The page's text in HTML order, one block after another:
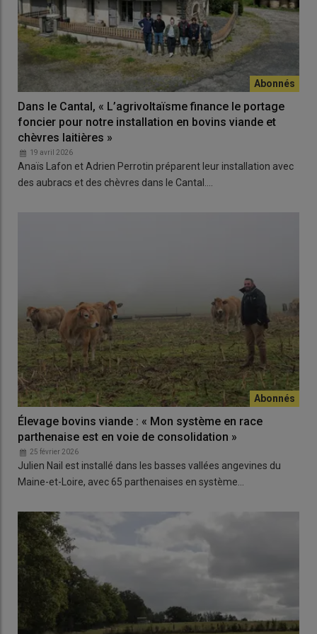
Dans le Cantal, « L’agrivoltaïsme finance le portage
foncier pour notre installation en bovins viande et
chèvres laitières »
19 avril 2026
Anaïs Lafon et Adrien Perrotin préparent leur installation avec
des aubracs et des chèvres dans le Cantal.…
Élevage bovins viande : « Mon système en race
parthenaise est en voie de consolidation »
25 février 2026
Julien Nail est installé dans les basses vallées angevines du
Maine-et-Loire, avec 65 parthenaises en système…